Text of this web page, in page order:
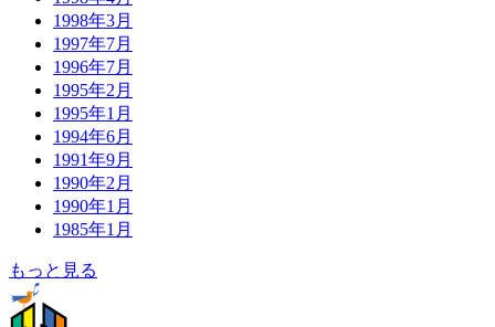
1998年3月
1997年7月
1996年7月
1995年2月
1995年1月
1994年6月
1991年9月
1990年2月
1990年1月
1985年1月
もっと見る